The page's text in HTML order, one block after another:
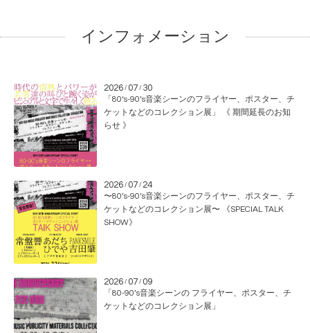
インフォメーション
2026 / 07 / 30
「80‘s-90’s音楽シーンのフライヤー、ポスター、チ
ケットなどのコレクション展」 《 期間延長のお知
らせ 》
2026 / 07 / 24
〜80’s-90’s音楽シーンのフライヤー、ポスター、チ
ケットなどのコレクション展〜 《SPECIAL TALK
SHOW》
2026 / 07 / 09
「80-90’s音楽シーンの フライヤー、ポスター、チ
ケットなどのコレクション展」